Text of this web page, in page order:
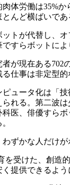
体労働は35%
んど横ばいであ
トが代替し、
すらボットによ
が現在ある702
仕事は非定型的
ピュータ化は「
れる。第二波
医、俳優すら
わずかな人だけ
を受けた、創造
提供できるよ